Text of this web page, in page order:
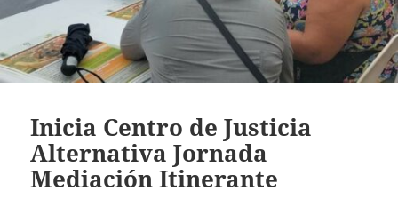
Inicia Centro de Justicia
Alternativa Jornada
Mediación Itinerante